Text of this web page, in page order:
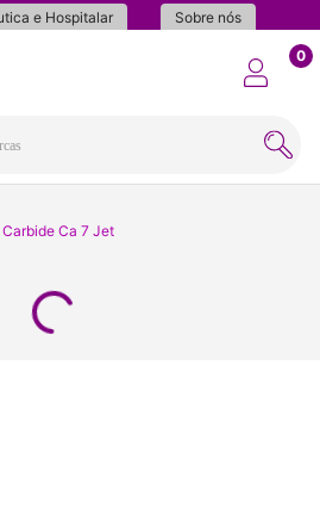
e Hospitalar Sobre nós
0
Ca 7 Jet